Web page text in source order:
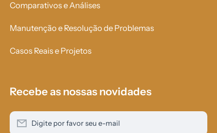
Comparativos e Análises
Manutenção e Resolução de Problemas
Casos Reais e Projetos
Recebe as nossas novidades
Digite por favor seu e-mail